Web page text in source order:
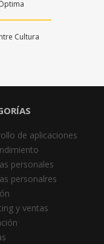
Cultura
de aplicaciones
personales
personalres
y ventas